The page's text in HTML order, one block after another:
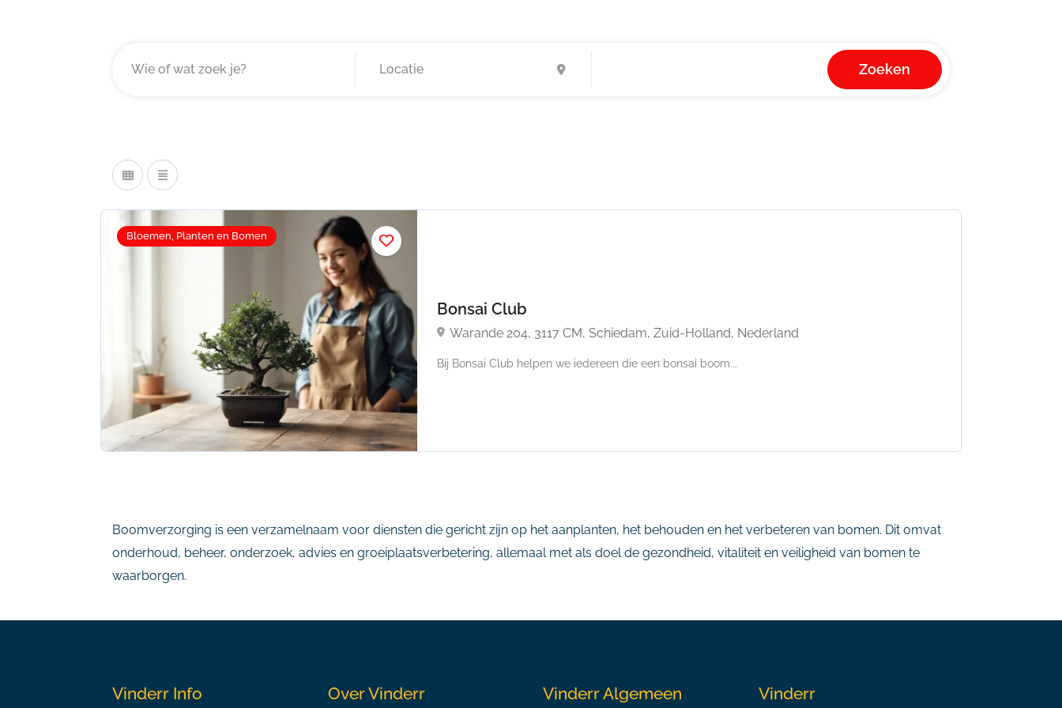
Zoeken
Bloemen, Planten en Bomen
Bonsai Club
Warande 204, 3117 CM, Schiedam, Zuid-Holland, Nederland
Bij Bonsai Club helpen we iedereen die een bonsai boom...
Boomverzorging is een verzamelnaam voor diensten die gericht zijn op het aanplanten, het behouden en het verbeteren van bomen. Dit omvat
onderhoud, beheer, onderzoek, advies en groeiplaatsverbetering, allemaal met als doel de gezondheid, vitaliteit en veiligheid van bomen te
waarborgen.
Vinderr Info Over Vinderr Vinderr Algemeen Vinderr